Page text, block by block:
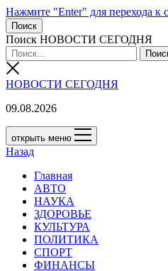
Нажмите "Enter" для перехода к
Поиск
Поиск НОВОСТИ СЕГОДНЯ
НОВОСТИ СЕГОДНЯ
09.08.2026
открыть меню
Назад
Главная
АВТО
НАУКА
ЗДОРОВЬЕ
КУЛЬТУРА
ПОЛИТИКА
СПОРТ
ФИНАНСЫ